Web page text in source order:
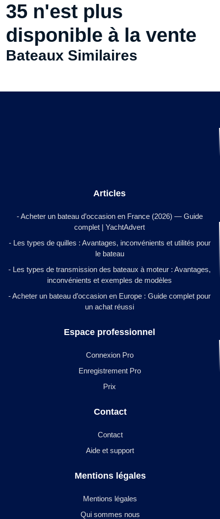
35 n'est plus
disponible à la vente
Bateaux Similaires
Articles
- Acheter un bateau d’occasion en France (2026) — Guide
complet | YachtAdvert
- Les types de quilles : Avantages, inconvénients et utilités pour
le bateau
- Les types de transmission des bateaux à moteur : Avantages,
inconvénients et exemples de modèles
- Acheter un bateau d’occasion en Europe : Guide complet pour
un achat réussi
Espace professionnel
Connexion Pro
Enregistrement Pro
Prix
Contact
Contact
Aide et support
Mentions légales
Mentions légales
Qui sommes nous